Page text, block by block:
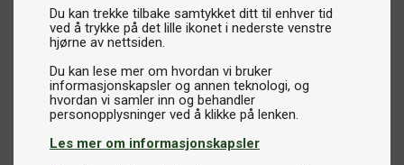
Du kan trekke tilbake samtykket ditt til enhver tid
ved å trykke på det lille ikonet i nederste venstre
hjørne av nettsiden.
Du kan lese mer om hvordan vi bruker
informasjonskapsler og annen teknologi, og
hvordan vi samler inn og behandler
Les mer om informasjonskapsler